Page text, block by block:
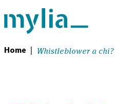
Home Whistleblower a chi?